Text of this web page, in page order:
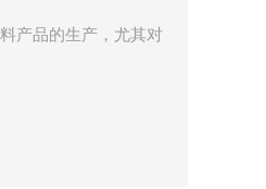
产品的生产，尤其对